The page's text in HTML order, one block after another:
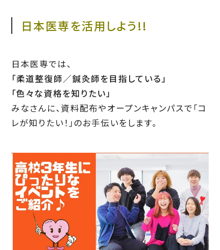
日本医専を活用しよう!!
日本医専では、
「柔道整復師／鍼灸師を目指している」
「色々な資格を知りたい」
みなさんに、資料配布やオープンキャンパスで「コ
レが知りたい！」のお手伝いをします。